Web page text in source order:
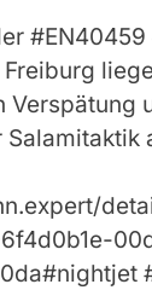
Verspätung